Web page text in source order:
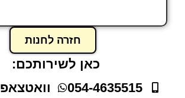
חזרה לחנות
כאן לשירותכם:
054-4635515
וואטצאפ